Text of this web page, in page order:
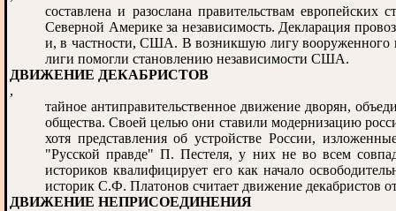
составлена и разослана правительствам
Северной Америке за независимость. Декларация
и, в частности, США. В возникшую лигу вооруженного
лиги помогли становлению независимости США.
ДВИЖЕНИЕ ДЕКАБРИСТОВ
,
тайное антиправительственное движение дворян,
общества. Своей целью они ставили модернизацию
хотя представления об устройстве России,
"Русской правде" П. Пестеля, у них не во всем
историков квалифицирует его как начало
историк С.Ф. Платонов считает движение декабристов
ДВИЖЕНИЕ НЕПРИСОЕДИНЕНИЯ